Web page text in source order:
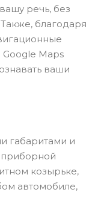
речь, без
благодаря
Maps
ваши
габаритами и
приборной
козырьке,
автомобиле,